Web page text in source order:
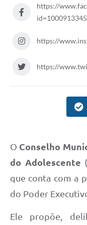
https://
https://
https://
O Conselho
do Adolescente
que conta com a
do Poder
Ele propõe,